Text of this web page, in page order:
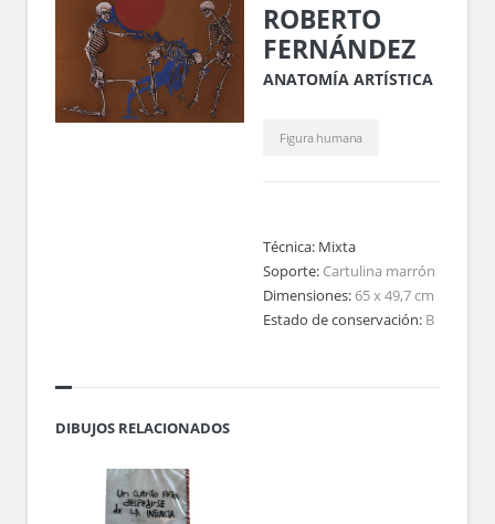
ROBERTO
FERNÁNDEZ
ANATOMÍA ARTÍSTICA
Figura humana
Técnica: Mixta
Soporte: Cartulina marrón
Dimensiones:65 x 49,7 cm
Estado de conservación: B
DIBUJOS RELACIONADOS